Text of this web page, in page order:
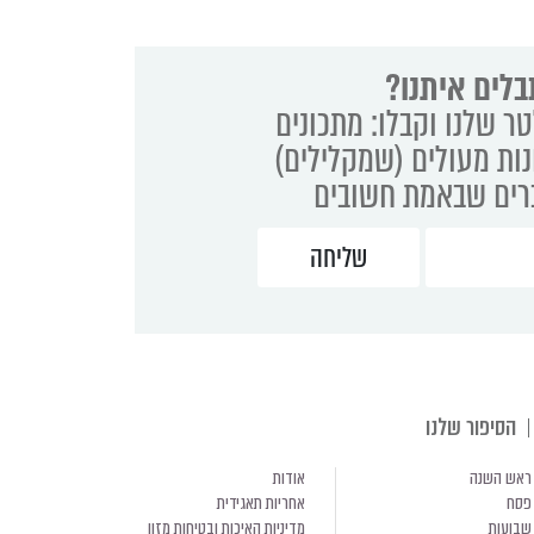
איתנו?
שלנו וקבלו: מתכונים
מעולים (שמקלילים)
שבאמת חשובים
הסיפור שלנו
ראש השנה
פסח
שבועות
אודות
אחריות תאגידית
מדיניות האיכות ובטיחות מזון